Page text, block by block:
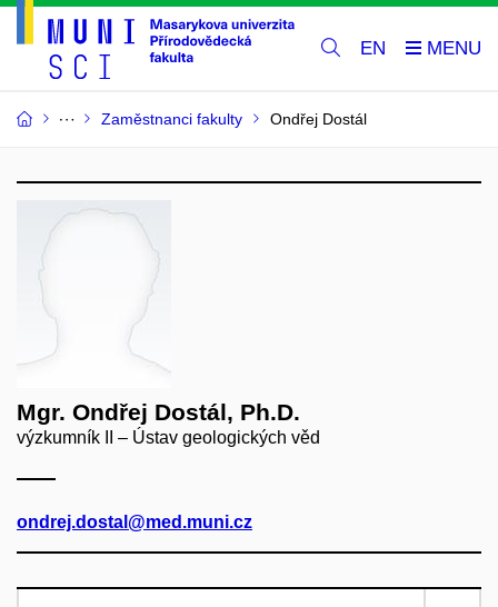
EN
Zaměstnanci fakulty Ondřej Dostál
Mgr. Ondřej Dostál, Ph.D.
výzkumník II – Ústav geologických věd
ondrej.dostal@med.muni.cz